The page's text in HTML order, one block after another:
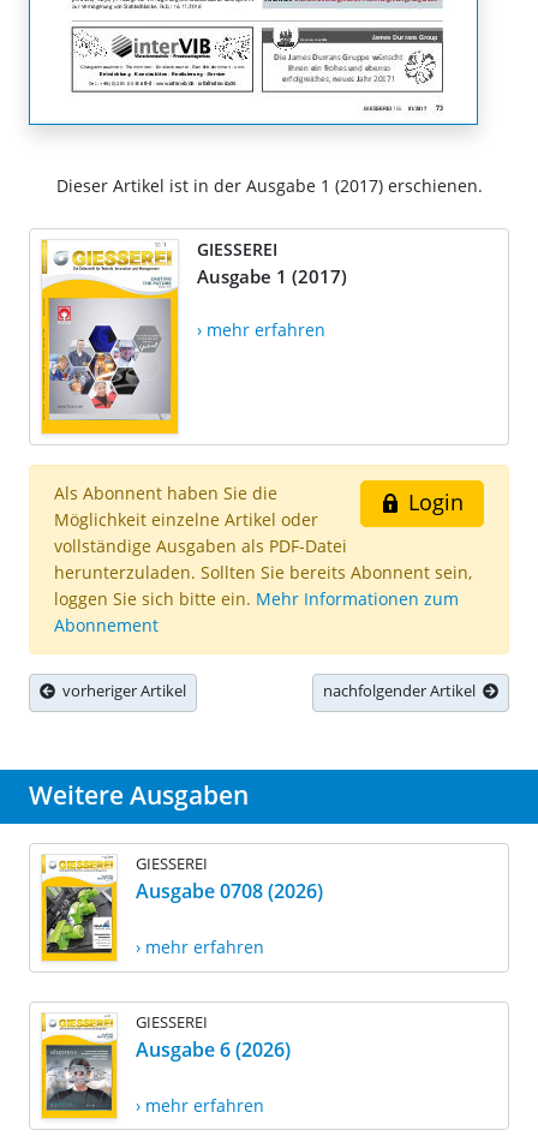
Dieser Artikel ist in der Ausgabe 1 (2017) erschienen.
GIESSEREI
Ausgabe 1 (2017)
› mehr erfahren
Login
Als Abonnent haben Sie die
Möglichkeit einzelne Artikel oder
vollständige Ausgaben als PDF-Datei
herunterzuladen. Sollten Sie bereits Abonnent sein,
loggen Sie sich bitte ein. Mehr Informationen zum
Abonnement
vorheriger Artikel nachfolgender Artikel
Weitere Ausgaben
GIESSEREI
Ausgabe 0708 (2026)
› mehr erfahren
GIESSEREI
Ausgabe 6 (2026)
› mehr erfahren